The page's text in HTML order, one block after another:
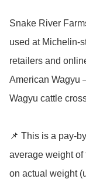
Snake River
used at Michelin-
retailers and
American Wagyu
Wagyu cattle
📌 This is a pay-
average weight of